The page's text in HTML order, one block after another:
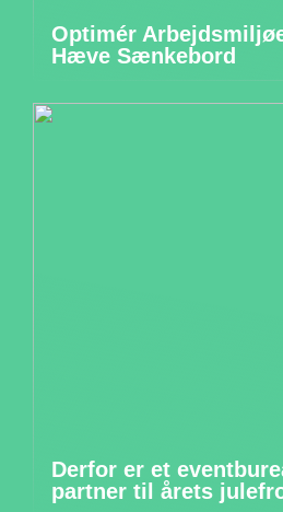
Optimér
Hæve Sænkebord
Derfor er et
partner til årets